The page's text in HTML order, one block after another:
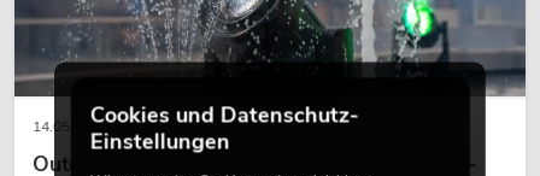
14.05.2026
Outdoor Moving-Heads: Wetterfeste Moving-
Cookies und Datenschutz-
Einstellungen